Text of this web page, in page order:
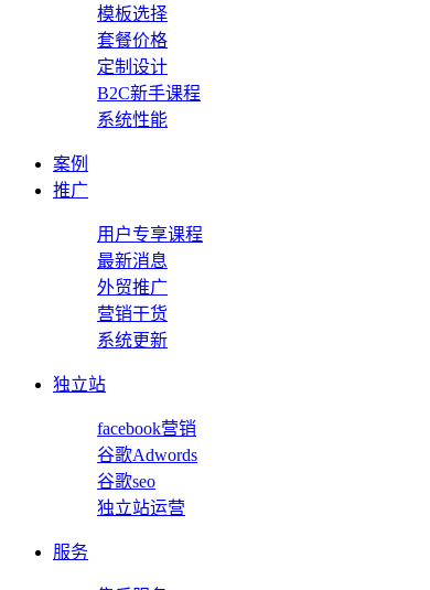
模板选择
套餐价格
定制设计
B2C新手课程
系统性能
案例
推广
用户专享课程
最新消息
外贸推广
营销干货
系统更新
独立站
facebook营销
谷歌Adwords
谷歌seo
独立站运营
服务